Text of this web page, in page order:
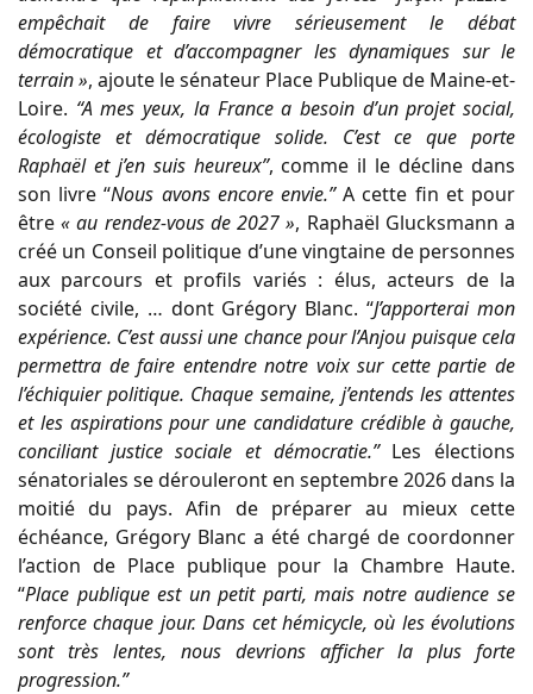
empêchait de faire vivre sérieusement le débat
démocratique et d’accompagner les dynamiques sur le
terrain », ajoute le sénateur Place Publique de Maine-et-
Loire. “A mes yeux, la France a besoin d’un projet social,
écologiste et démocratique solide. C’est ce que porte
Raphaël et j’en suis heureux”, comme il le décline dans
son livre “Nous avons encore envie.”A cette fin et pour
être« au rendez-vous de 2027 », Raphaël Glucksmann a
créé un Conseil politique d’une vingtaine de personnes
aux parcours et profils variés : élus, acteurs de la
société civile, … dont Grégory Blanc. “J’apporterai mon
expérience. C’est aussi une chance pour l’Anjou puisque cela
permettra de faire entendre notre voix sur cette partie de
l’échiquier politique. Chaque semaine, j’entends les attentes
et les aspirations pour une candidature crédible à gauche,
conciliant justice sociale et démocratie.” Les élections
sénatoriales se dérouleront en septembre 2026 dans la
moitié du pays. Afin de préparer au mieux cette
échéance, Grégory Blanc a été chargé de coordonner
l’action de Place publique pour la Chambre Haute.
“Place publique est un petit parti, mais notre audience se
renforce chaque jour. Dans cet hémicycle, où les évolutions
sont très lentes, nous devrions afficher la plus forte
progression.”